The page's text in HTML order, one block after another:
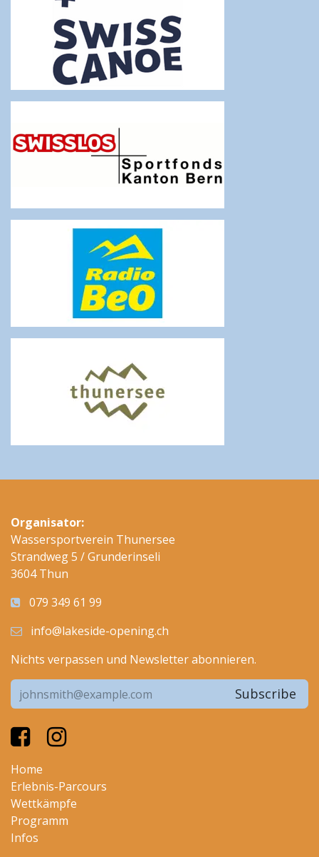
Organisator:
Wassersportverein Thunersee
Strandweg 5 / Grunderinseli
3604 Thun
079 349 61 99
info@lakeside-opening.ch
Nichts verpassen und Newsletter abonnieren.
Subscribe
Home
Erlebnis-Parcours
Wettkämpfe
Programm
Infos